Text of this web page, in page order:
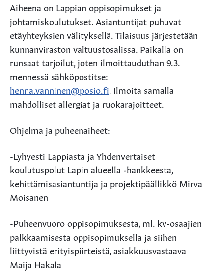
Aiheena on Lappian oppisopimukset ja
johtamiskoulutukset. Asiantuntijat puhuvat
etäyhteyksien välityksellä. Tilaisuus järjestetään
kunnanviraston valtuustosalissa. Paikalla on
runsaat tarjoilut, joten ilmoittauduthan 9.3.
mennessä sähköpostitse:
henna.vanninen@posio.fi. Ilmoita samalla
mahdolliset allergiat ja ruokarajoitteet.
Ohjelma ja puheenaiheet:
-Lyhyesti Lappiasta ja Yhdenvertaiset
koulutuspolut Lapin alueella -hankkeesta,
kehittämisasiantuntija ja projektipäällikkö Mirva
Moisanen
-Puheenvuoro oppisopimuksesta, ml. kv-osaajien
palkkaamisesta oppisopimuksella ja siihen
liittyvistä erityispiirteistä, asiakkuusvastaava
Maija Hakala